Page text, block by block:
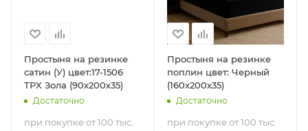
Простыня на резинке
сатин (У) цвет:17-1506
TPX Зола (90х200х35)
Достаточно
при покупке от 100 тыс.
Простыня на резинке
поплин цвет: Черный
(160х200х35)
Достаточно
при покупке от 100 тыс.